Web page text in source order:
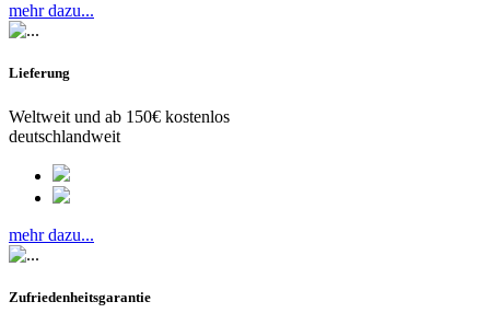
mehr dazu...
Lieferung
Weltweit und ab 150€ kostenlos
deutschlandweit
mehr dazu...
Zufriedenheitsgarantie